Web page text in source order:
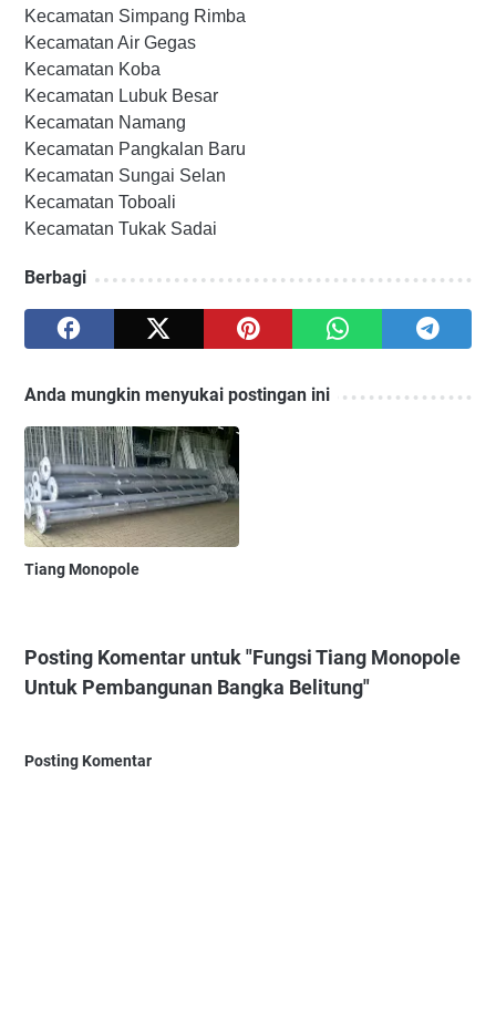
Kecamatan Simpang Rimba
Kecamatan Air Gegas
Kecamatan Koba
Kecamatan Lubuk Besar
Kecamatan Namang
Kecamatan Pangkalan Baru
Kecamatan Sungai Selan
Kecamatan Toboali
Kecamatan Tukak Sadai
Berbagi
Anda mungkin menyukai postingan ini
Tiang Monopole
Posting Komentar untuk "Fungsi Tiang Monopole
Untuk Pembangunan Bangka Belitung"
Posting Komentar